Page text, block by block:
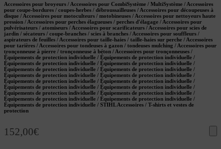
Accessoires pour broyeurs / Accessoires pour CombiSystème / MultiSystème / Accessoires
pour coupe-bordures / coupes-herbes / débroussailleuses / Accessoires pour découpeuses à
disque / Accessoires pour motoculteurs / motobineuses / Accessoires pour nettoyeurs haute
pression / Accessoires pour perches élagueuses / perches d'élagage / Accessoires pour
pulvérisateurs / atomiseurs / Accessoires pour scarificateurs / Accessoires pour scies de
jardin / sécateurs / coupe-branches / scies à branches / Accessoires pour souffleurs /
aspirateurs de feuilles / Accessoires pour taille-haies / taille-haies sur perche / Accessoires
pour tarières / Accessoires pour tondeuses à gazon / tondeuses mulching / Accessoires pour
tronçonneuse à pierre / tronçonneuse à béton / Accessoires pour tronçonneuses /
Équipements de protection individuelle / Équipements de protection individuelle /
Équipements de protection individuelle / Équipements de protection individuelle /
Équipements de protection individuelle / Équipements de protection individuelle /
Équipements de protection individuelle / Équipements de protection individuelle /
Équipements de protection individuelle / Équipements de protection individuelle /
Équipements de protection individuelle / Équipements de protection individuelle /
Équipements de protection individuelle / Équipements de protection individuelle /
Équipements de protection individuelle / Équipements de protection individuelle /
Équipements de protection individuelle / STIHL Accessoires / T-shirts et vestes de
protection
152,00€